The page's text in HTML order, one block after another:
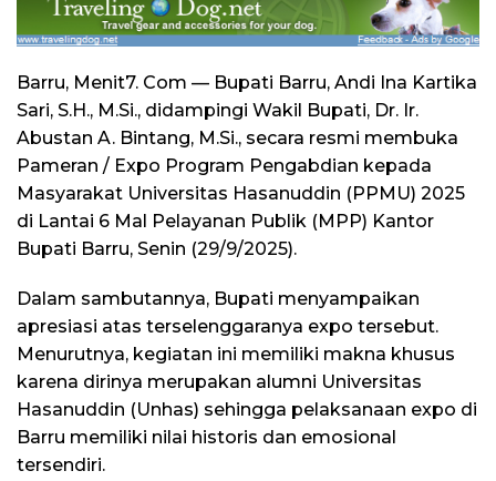
Barru, Menit7. Com — Bupati Barru, Andi Ina Kartika
Sari, S.H., M.Si., didampingi Wakil Bupati, Dr. Ir.
Abustan A. Bintang, M.Si., secara resmi membuka
Pameran / Expo Program Pengabdian kepada
Masyarakat Universitas Hasanuddin (PPMU) 2025
di Lantai 6 Mal Pelayanan Publik (MPP) Kantor
Bupati Barru, Senin (29/9/2025).
Dalam sambutannya, Bupati menyampaikan
apresiasi atas terselenggaranya expo tersebut.
Menurutnya, kegiatan ini memiliki makna khusus
karena dirinya merupakan alumni Universitas
Hasanuddin (Unhas) sehingga pelaksanaan expo di
Barru memiliki nilai historis dan emosional
tersendiri.